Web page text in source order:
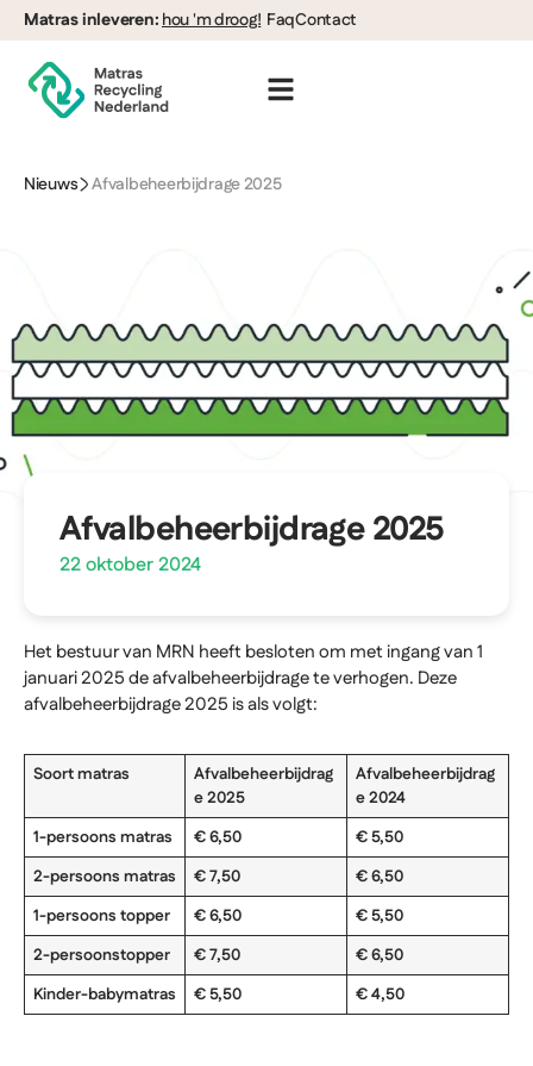
Matras inleveren:hou 'm droog! FaqContact
Nieuws Afvalbeheerbijdrage 2025
Afvalbeheerbijdrage 2025
22 oktober 2024
Het bestuur van MRN heeft besloten om met ingang van 1
januari 2025 de afvalbeheerbijdrage te verhogen. Deze
afvalbeheerbijdrage 2025 is als volgt:
Soort matras
Afvalbeheerbijdrag
e 2025
Afvalbeheerbijdrag
e 2024
1-persoons matras
€ 6,50
€ 5,50
2-persoons matras
€ 7,50
€ 6,50
1-persoons topper
€ 6,50
€ 5,50
2-persoonstopper
€ 7,50
€ 6,50
Kinder-babymatras
€ 5,50 € 4,50